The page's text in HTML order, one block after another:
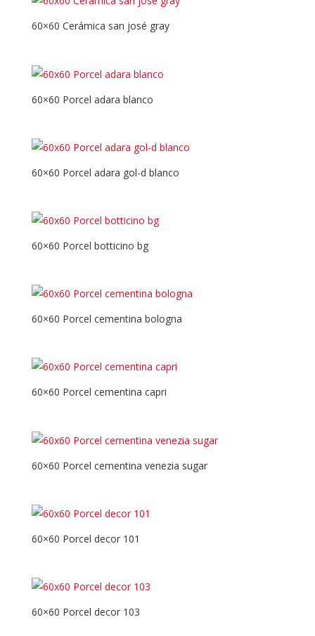
60×60 Cerámica san josé gray
60×60 Porcel adara blanco
60×60 Porcel adara gol-d blanco
60×60 Porcel botticino bg
60×60 Porcel cementina bologna
60×60 Porcel cementina capri
60×60 Porcel cementina venezia sugar
60×60 Porcel decor 101
60×60 Porcel decor 103